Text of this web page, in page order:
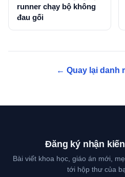
runner chạy bộ không
đau gối
← Quay lại danh
Đăng ký nhận
Bài viết khoa học, giáo án mới,
tới hộp thư của